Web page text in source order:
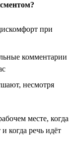
при
комментарии
несмотря
месте, когда
когда речь идёт